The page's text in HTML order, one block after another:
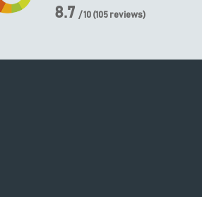
8.7 / 10 (105 reviews)